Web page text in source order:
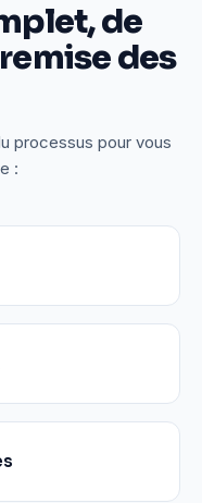
de
des
processus pour vous
: